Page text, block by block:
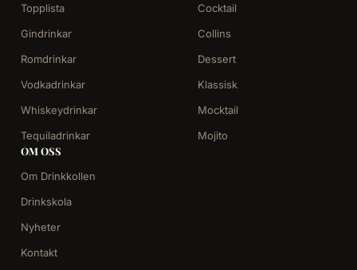
Topplista
Gindrinkar
Romdrinkar
Vodkadrinkar
Whiskeydrinkar
Tequiladrinkar
Cocktail
Collins
Dessert
Klassisk
Mocktail
Mojito
OM OSS
Om Drinkkollen
Drinkskola
Nyheter
Kontakt